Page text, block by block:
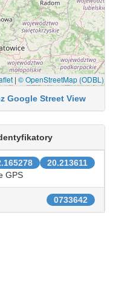
| © OpenStreetMap (ODBL)
Google Street View
20.213611
GPS
0733642